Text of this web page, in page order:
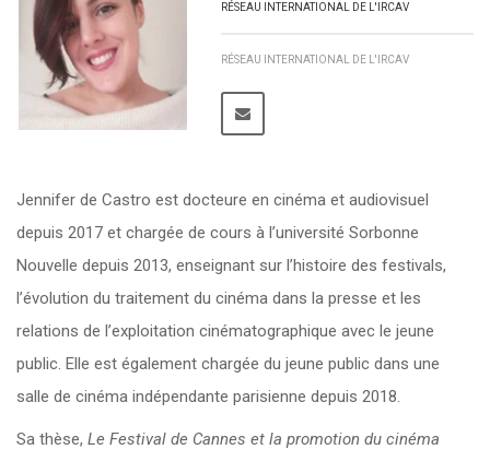
RÉSEAU INTERNATIONAL DE L'IRCAV
RÉSEAU INTERNATIONAL DE L'IRCAV
Jennifer de Castro est docteure en cinéma et audiovisuel
depuis 2017 et chargée de cours à l’université Sorbonne
Nouvelle depuis 2013, enseignant sur l’histoire des festivals,
l’évolution du traitement du cinéma dans la presse et les
relations de l’exploitation cinématographique avec le jeune
public. Elle est également chargée du jeune public dans une
salle de cinéma indépendante parisienne depuis 2018.
Sa thèse, Le Festival de Cannes et la promotion du cinéma